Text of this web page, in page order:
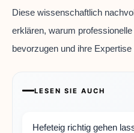
Diese wissenschaftlich
erklären, warum
bevorzugen und ihre
LESEN SIE AUCH
Hefeteig richtig gehen